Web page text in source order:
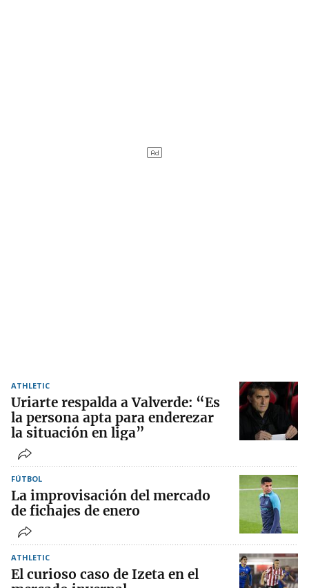
ATHLETIC
Uriarte respalda a Valverde: “Es
la persona apta para enderezar
la situación en liga”
FÚTBOL
La improvisación del mercado
de fichajes de enero
ATHLETIC
El curioso caso de Izeta en el